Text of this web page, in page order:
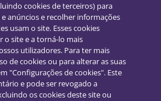
cookies de terceiros) para
anúncios e recolher informações
usam o site. Esses cookies
o site e a torná-lo mais
utilizadores. Para ter mais
de cookies ou para alterar as suas
"Configurações de cookies". Este
e pode ser revogado a
os cookies deste site ou